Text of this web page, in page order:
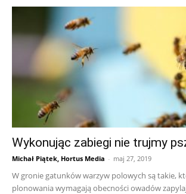
Wykonując zabiegi nie trujmy
Michał Piątek, Hortus Media - maj 27, 2019
W gronie gatunków warzyw polowych są takie,
plonowania wymagają obecności owadów